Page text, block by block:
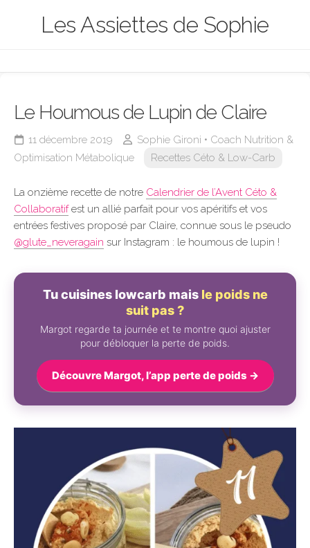
Les Assiettes de Sophie
Le Houmous de Lupin de Claire
11 décembre 2019
Sophie Gironi • Coach Nutrition &
Optimisation Métabolique
Recettes Céto & Low-Carb
La onzième recette de notre Calendrier de l’Avent Céto &
Collaboratifest un allié parfait pour vos apéritifs et vos
entrées festives proposé par Claire, connue sous le pseudo
@glute_neveragain sur Instagram : le houmous de lupin !
Tu cuisines lowcarb mais le poids ne
suit pas ?
Margot regarde ta journée et te montre quoi ajuster
pour débloquer la perte de poids.
Découvre Margot, l’app perte de poids →